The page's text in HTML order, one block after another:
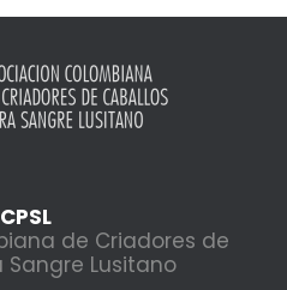
de Criadores de
Sangre Lusitano